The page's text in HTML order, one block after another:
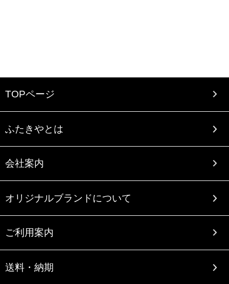
TOPページ
ふたきやとは
会社案内
オリジナルブランドについて
ご利用案内
送料・納期